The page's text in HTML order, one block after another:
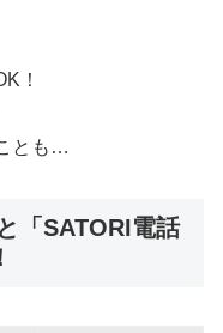
！
とも…
「SATORI電話